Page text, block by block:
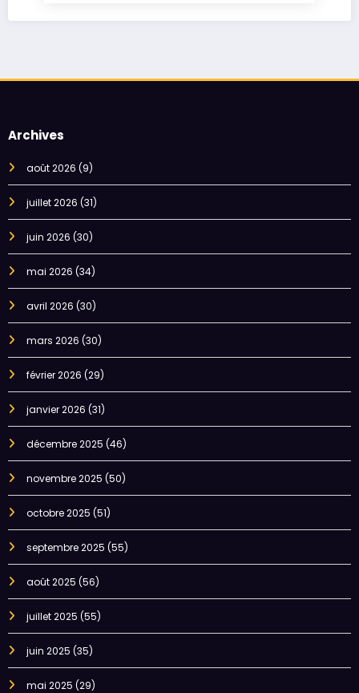
Archives
août 2026 (9)
juillet 2026 (31)
juin 2026 (30)
mai 2026 (34)
avril 2026 (30)
mars 2026 (30)
février 2026 (29)
janvier 2026 (31)
décembre 2025 (46)
novembre 2025 (50)
octobre 2025 (51)
septembre 2025 (55)
août 2025 (56)
juillet 2025 (55)
juin 2025 (35)
mai 2025 (29)